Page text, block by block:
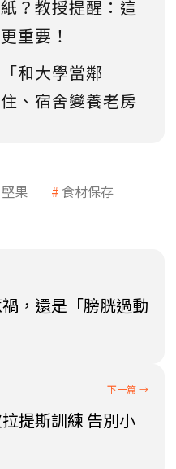
？教授提醒：這
重要！
和大學當鄰
、宿舍變養老房
堅果
食材保存
，還是「膀胱過動
提斯訓練 告別小